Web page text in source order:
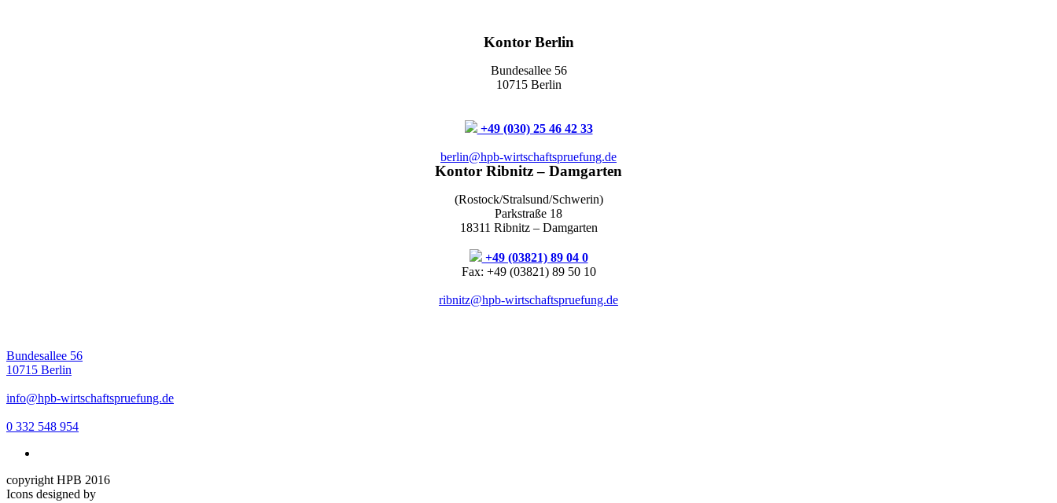
Kontor Berlin
Bundesallee 56
10715 Berlin
+49 (030) 25 46 42 33
berlin@hpb-wirtschaftspruefung.de
Kontor Ribnitz – Damgarten
(Rostock/Stralsund/Schwerin)
Parkstraße 18
18311 Ribnitz – Damgarten
+49 (03821) 89 04 0
Fax: +49 (03821) 89 50 10
ribnitz@hpb-wirtschaftspruefung.de
Bundesallee 56
10715 Berlin
info@hpb-wirtschaftspruefung.de
0 332 548 954
copyright HPB 2016
Icons designed by